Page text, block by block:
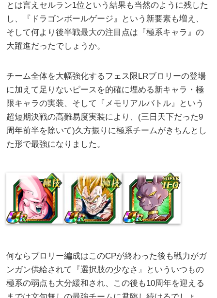
とは言えセルラン1位という結果も当然のように残した
し、『ドラゴンボールゲージ』という新要素も増え、
そして何より後半戦最大の注目点は『極系キャラ』の
大躍進だったでしょうか。
チーム全体を大幅強化するフェス限LRブロリーの登場
に加えて足りないピースを的確に埋める新キャラ・極
限キャラの実装、そして『メモリアルバトル』という
超短期決戦の高難易度実装により、(三日天下だった9
周年前半を除いて)久方振りに極系チームがきちんとし
た形で最強になりました。
何ならブロリー編成はこのCPが終わった後も戦力がガ
ンガン供給されて『選択肢の少なさ』といういつもの
極系の弱点も大分緩和され、この後も10周年を迎える